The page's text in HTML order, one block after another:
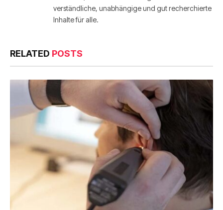
verständliche, unabhängige und gut recherchierte
Inhalte für alle.
RELATED POSTS